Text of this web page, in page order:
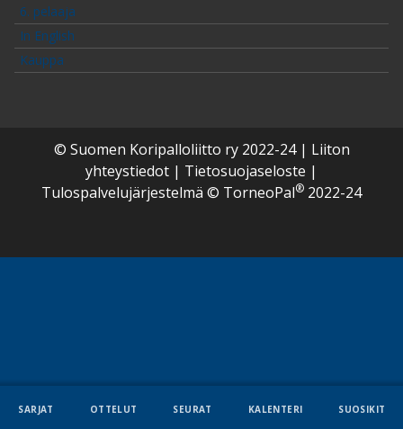
6. pelaaja
In English
Kauppa
© Suomen Koripalloliitto ry 2022-24 | Liiton
yhteystiedot | Tietosuojaseloste |
Tulospalvelujärjestelmä © TorneoPal® 2022-24
SARJAT OTTELUT SEURAT KALENTERI SUOSIKIT